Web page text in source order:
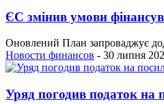
ЄС змінив умови
Оновлений План запроваджує
Новости финансов - 30 липня
Уряд погодив податок на